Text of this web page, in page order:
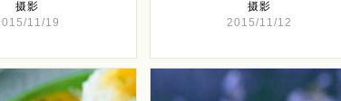
摄影
11/19
摄影
2015/11/12